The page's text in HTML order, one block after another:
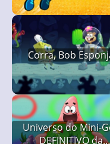
Corra, Bob
Universo do Mini-
DEFINITIVO da